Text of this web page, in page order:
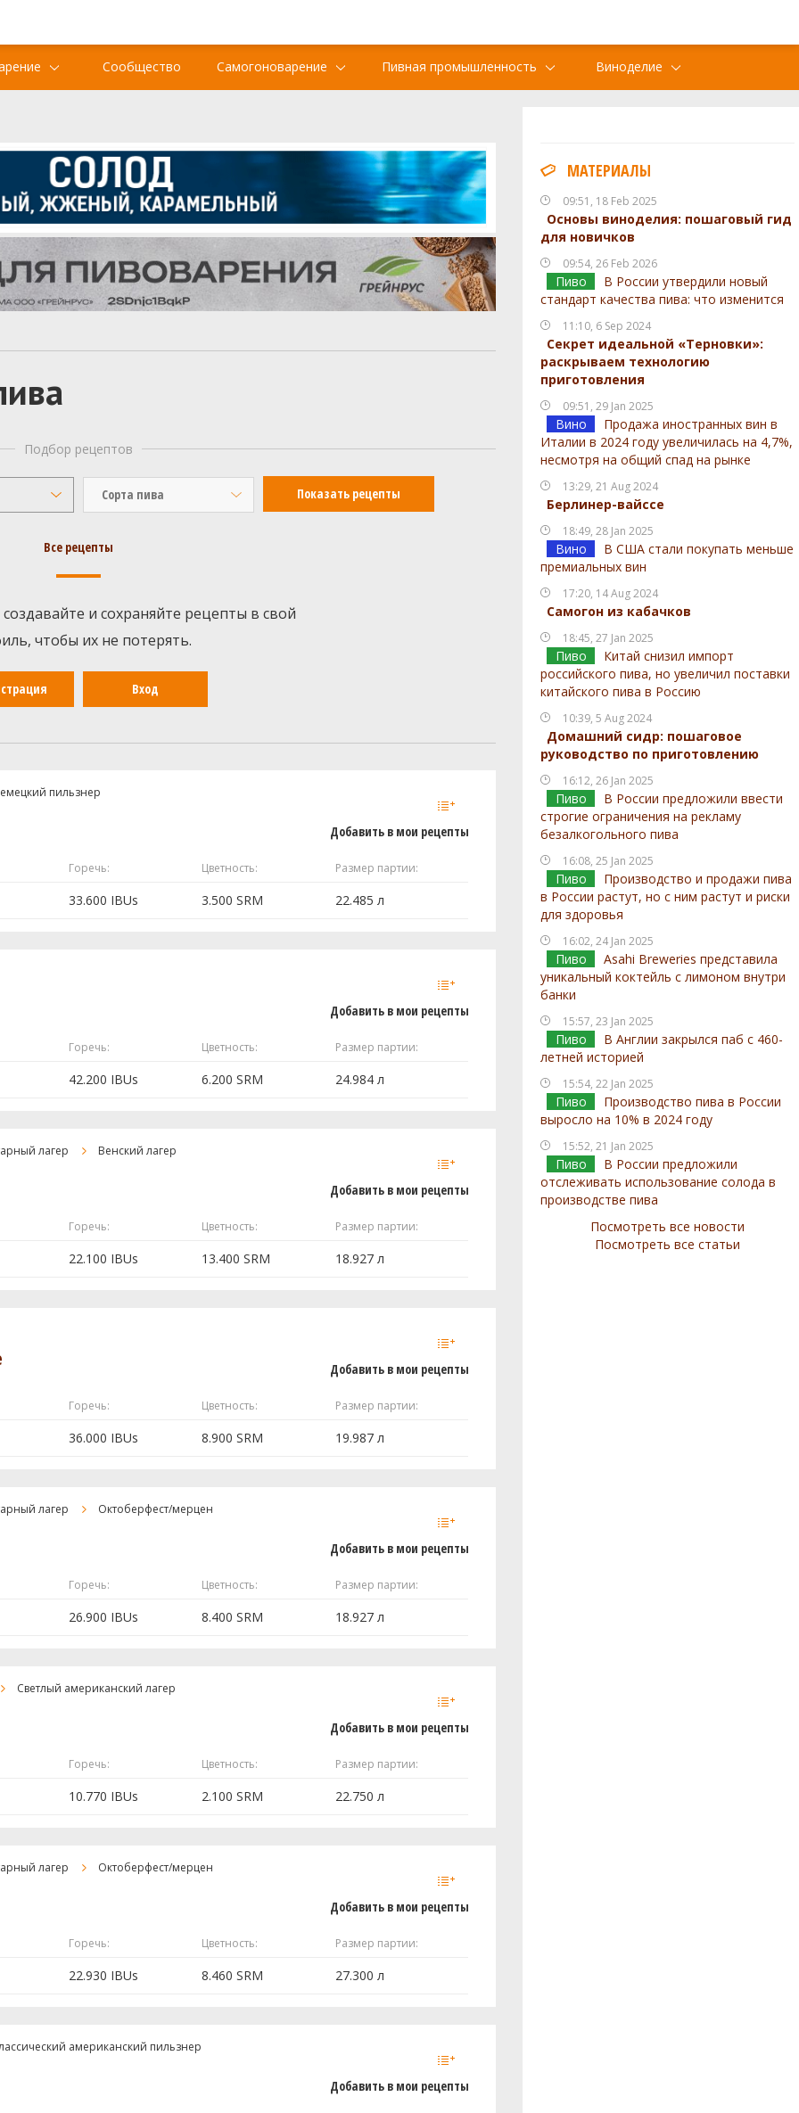
Сообщество Самогоноварение Пивная промышленность Виноделие
МАТЕРИАЛЫ
09:51, 18 Feb 2025
Основы виноделия: пошаговый гид
для новичков
09:54, 26 Feb 2026
Пиво
В России утвердили новый
стандарт качества пива: что изменится
11:10, 6 Sep 2024
Секрет идеальной «Терновки»:
раскрываем технологию
приготовления
09:51, 29 Jan 2025
Вино
Продажа иностранных вин в
Италии в 2024 году увеличилась на 4,7%,
несмотря на общий спад на рынке
13:29, 21 Aug 2024
Берлинер-вайссе
18:49, 28 Jan 2025
Вино
В США стали покупать меньше
премиальных вин
17:20, 14 Aug 2024
Самогон из кабачков
18:45, 27 Jan 2025
Пиво
Китай снизил импорт
российского пива, но увеличил поставки
китайского пива в Россию
10:39, 5 Aug 2024
Домашний сидр: пошаговое
руководство по приготовлению
16:12, 26 Jan 2025
Пиво
В России предложили ввести
строгие ограничения на рекламу
безалкогольного пива
16:08, 25 Jan 2025
Пиво
Производство и продажи пива
в России растут, но с ним растут и риски
для здоровья
16:02, 24 Jan 2025
Пиво
Asahi Breweries представила
уникальный коктейль с лимоном внутри
банки
15:57, 23 Jan 2025
Пиво
В Англии закрылся паб с 460-
летней историей
15:54, 22 Jan 2025
Пиво
Производство пива в России
выросло на 10% в 2024 году
15:52, 21 Jan 2025
Пиво
В России предложили
отслеживать использование солода в
производстве пива
Посмотреть все новости
Посмотреть все статьи
Подбор рецептов
Сорта пива
Все рецепты
и сохраняйте рецепты в свой
чтобы их не потерять.
Вход
пильзнер
Добавить в мои рецепты
Горечь: Цветность: Размер партии:
33.600 IBUs 3.500 SRM 22.485 л
69.44 г
0.5 чайная ложка
0.5 чайная ложка
Добавить в мои рецепты
Горечь: Цветность: Размер партии:
42.200 IBUs 6.200 SRM 24.984 л
7.5 кг
75.98 г
лагер Венский лагер
Добавить в мои рецепты
Горечь: Цветность: Размер партии:
22.100 IBUs 13.400 SRM 18.927 л
Northern
28.35 г
Добавить в мои рецепты
Горечь: Цветность: Размер партии:
36.000 IBUs 8.900 SRM 19.987 л
3.5 кг
05)
лагер Октоберфест/мерцен
Добавить в мои рецепты
Горечь: Цветность: Размер партии:
26.900 IBUs 8.400 SRM 18.927 л
2.04 кг
0.23 кг
14.17 г
Светлый американский лагер
Добавить в мои рецепты
Горечь: Цветность: Размер партии:
10.770 IBUs 2.100 SRM 22.750 л
1.35 кг
лагер Октоберфест/мерцен
Добавить в мои рецепты
Горечь: Цветность: Размер партии:
22.930 IBUs 8.460 SRM 27.300 л
2.59 кг
американский пильзнер
Добавить в мои рецепты